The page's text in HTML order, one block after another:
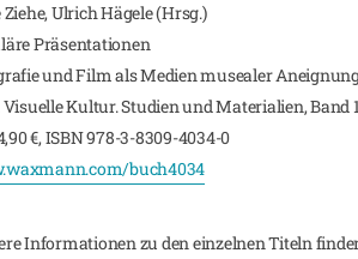
Ulrich Hägele (Hrsg.)
Präsentationen
und Film als Medien musealer
Visuelle Kultur. Studien und Materialien, Band
€, ISBN 978-3-8309-4034-0
buch4034
Informationen zu den einzelnen Titeln